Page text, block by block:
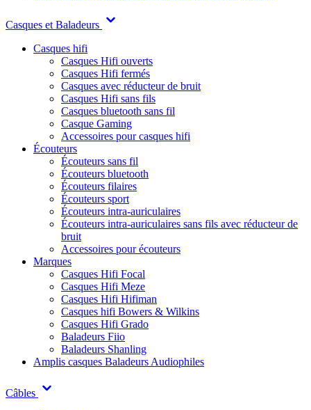
Casques et Baladeurs
Casques hifi
Casques Hifi ouverts
Casques Hifi fermés
Casques avec réducteur de bruit
Casques Hifi sans fils
Casques bluetooth sans fil
Casque Gaming
Accessoires pour casques hifi
Écouteurs
Écouteurs sans fil
Écouteurs bluetooth
Écouteurs filaires
Écouteurs sport
Écouteurs intra-auriculaires
Écouteurs intra-auriculaires sans fils avec réducteur de
bruit
Accessoires pour écouteurs
Marques
Casques Hifi Focal
Casques Hifi Meze
Casques Hifi Hifiman
Casques hifi Bowers & Wilkins
Casques Hifi Grado
Baladeurs Fiio
Baladeurs Shanling
Amplis casques Baladeurs Audiophiles
Câbles